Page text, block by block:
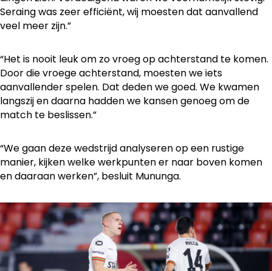
Seraing was zeer efficiënt, wij moesten dat aanvallend
veel meer zijn.”
“Het is nooit leuk om zo vroeg op achterstand te komen.
Door die vroege achterstand, moesten we iets
aanvallender spelen. Dat deden we goed. We kwamen
langszij en daarna hadden we kansen genoeg om de
match te beslissen.”
“We gaan deze wedstrijd analyseren op een rustige
manier, kijken welke werkpunten er naar boven komen
en daaraan werken”, besluit Mununga.